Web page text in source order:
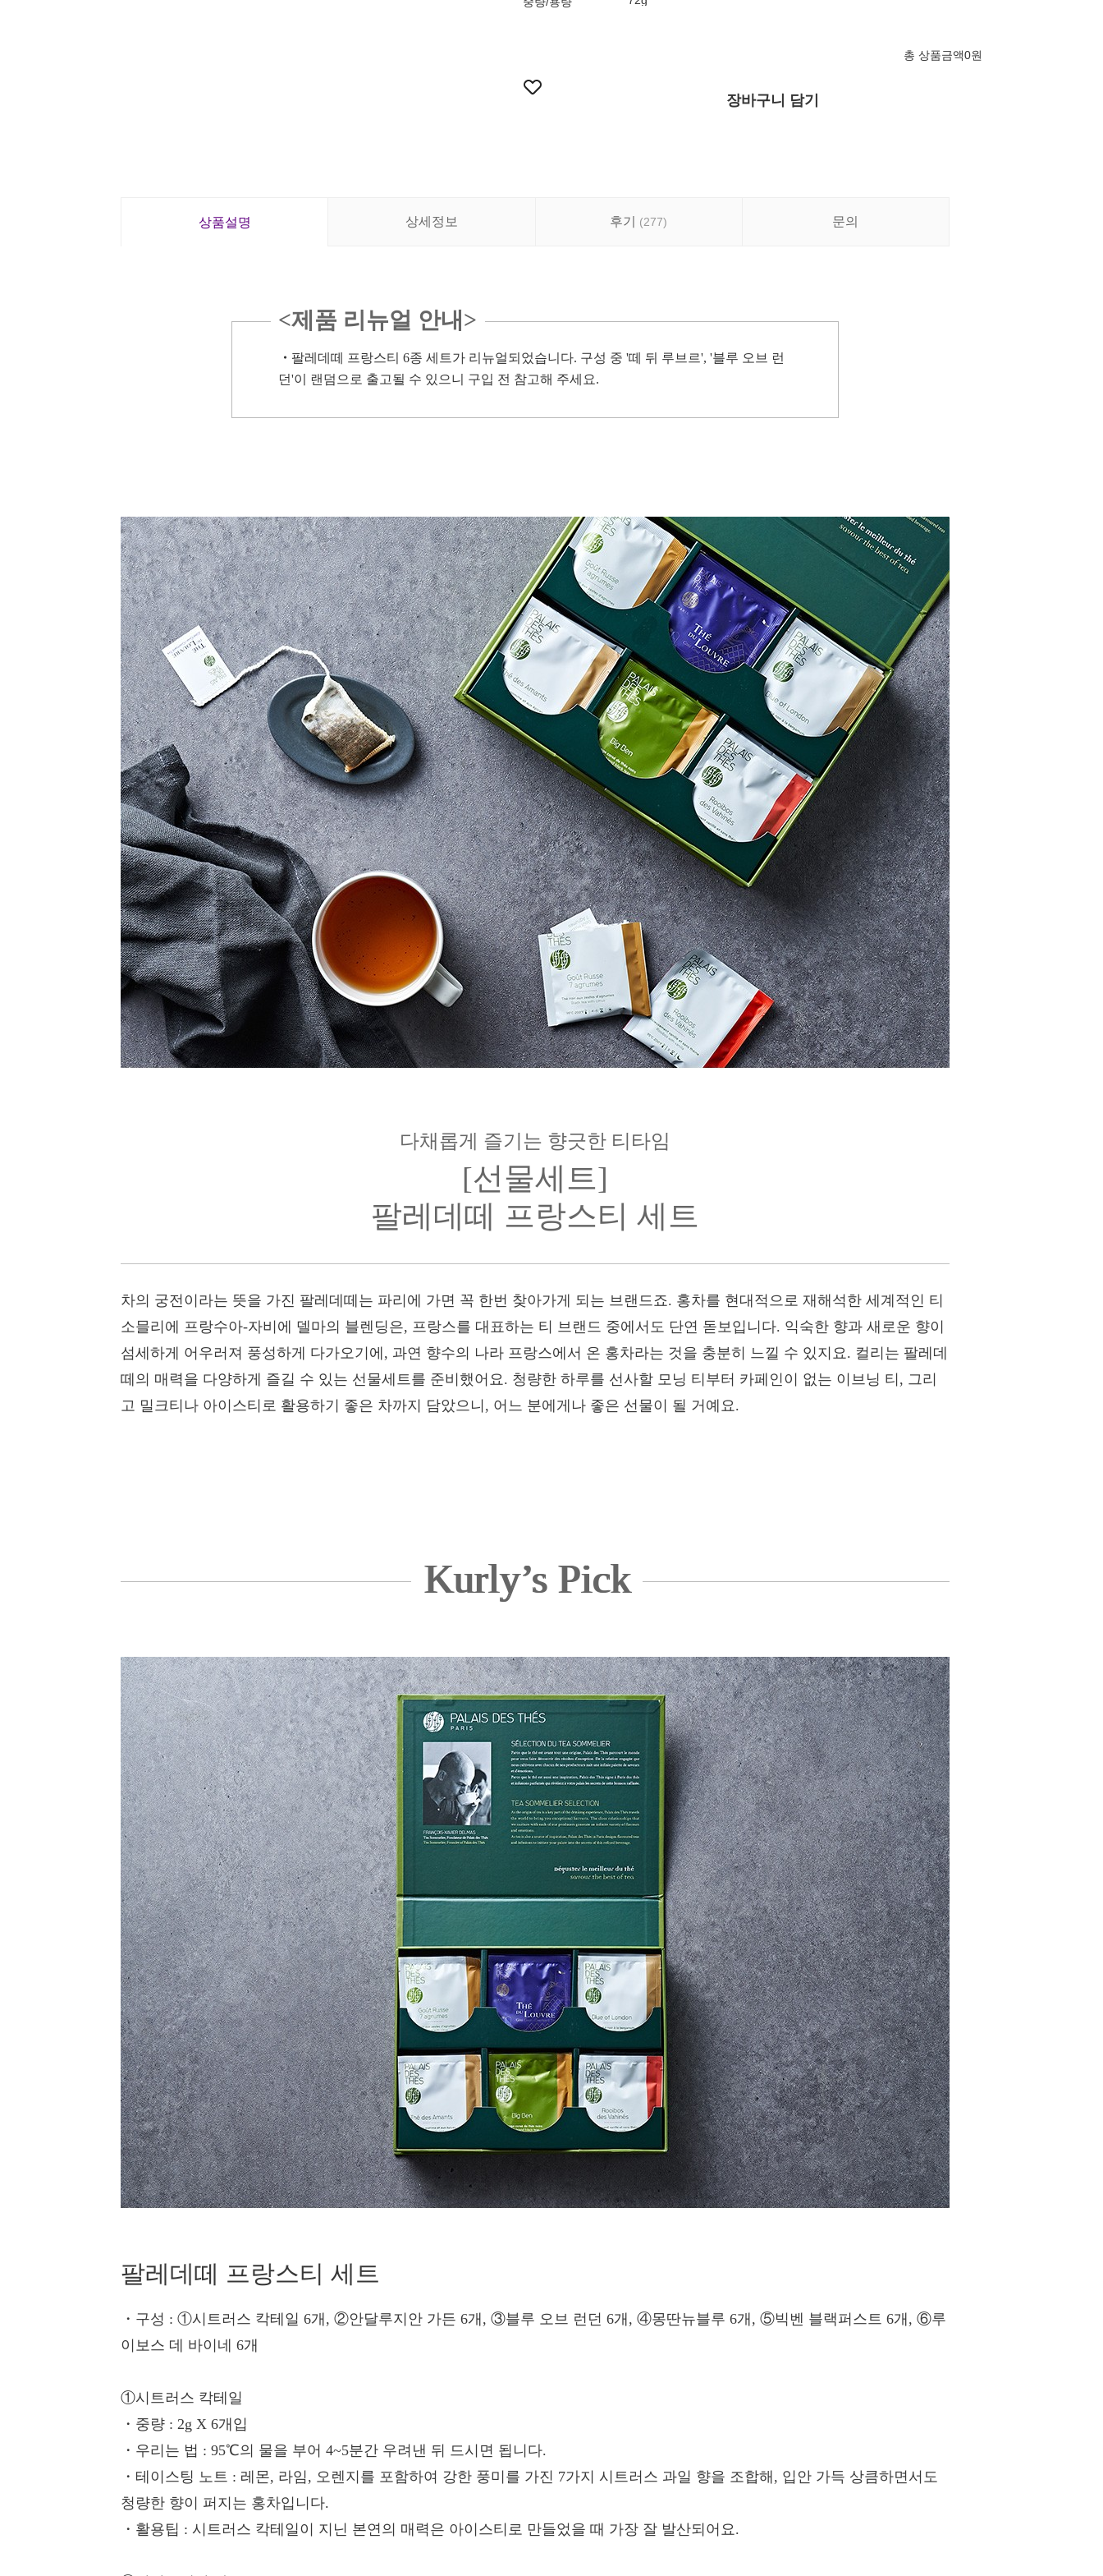
총 상품금액0원
장바구니 담기
상품설명 상세정보 후기 (277) 문의
<제품 리뉴얼 안내>
・ 팔레데떼 프랑스티 6종 세트가 리뉴얼되었습니다. 구성 중 '떼 뒤 루브르', '블루 오브 런
던'이 랜덤으로 출고될 수 있으니 구입 전 참고해 주세요.
다채롭게 즐기는 향긋한 티타임
[선물세트]
팔레데떼 프랑스티 세트
차의 궁전이라는 뜻을 가진 팔레데떼는 파리에 가면 꼭 한번 찾아가게 되는 브랜드죠. 홍차를 현대적으로 재해석한 세계적인 티
소믈리에 프랑수아-자비에 델마의 블렌딩은, 프랑스를 대표하는 티 브랜드 중에서도 단연 돋보입니다. 익숙한 향과 새로운 향이
섬세하게 어우러져 풍성하게 다가오기에, 과연 향수의 나라 프랑스에서 온 홍차라는 것을 충분히 느낄 수 있지요. 컬리는 팔레데
떼의 매력을 다양하게 즐길 수 있는 선물세트를 준비했어요. 청량한 하루를 선사할 모닝 티부터 카페인이 없는 이브닝 티, 그리
고 밀크티나 아이스티로 활용하기 좋은 차까지 담았으니, 어느 분에게나 좋은 선물이 될 거예요.
Kurly’s Pick
팔레데떼 프랑스티 세트
・구성 : ①시트러스 칵테일 6개, ②안달루지안 가든 6개, ③블루 오브 런던 6개, ④몽딴뉴블루 6개, ⑤빅벤 블랙퍼스트 6개, ⑥루
이보스 데 바이네 6개
①시트러스 칵테일
・중량 : 2g X 6개입
・우리는 법 : 95℃의 물을 부어 4~5분간 우려낸 뒤 드시면 됩니다.
・테이스팅 노트 : 레몬, 라임, 오렌지를 포함하여 강한 풍미를 가진 7가지 시트러스 과일 향을 조합해, 입안 가득 상큼하면서도
청량한 향이 퍼지는 홍차입니다.
・활용팁 : 시트러스 칵테일이 지닌 본연의 매력은 아이스티로 만들었을 때 가장 잘 발산되어요.